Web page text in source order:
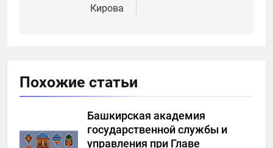
Кирова
Похожие статьи
Башкирская академия
государственной службы и
управления при Главе